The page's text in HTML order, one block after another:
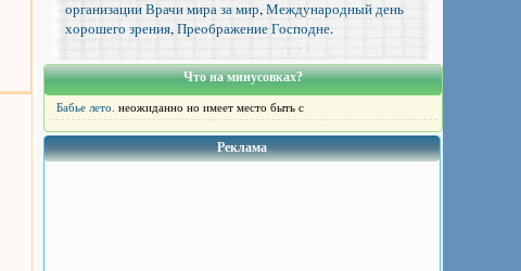
организации Врачи мира за мир,Международный день
хорошего зрения,Преображение Господне.
Что на минусовках?
Бабье лето. неожиданно но имеет место быть с
Реклама